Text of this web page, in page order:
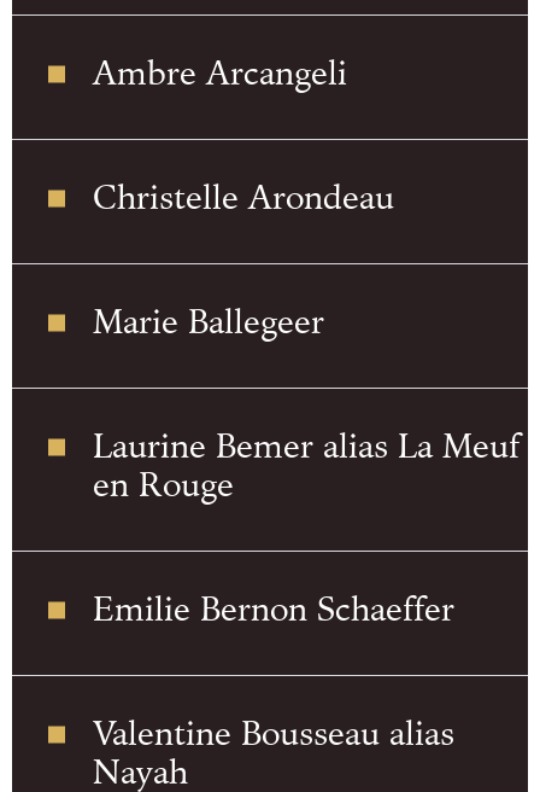
Ambre Arcangeli
Christelle Arondeau
Marie Ballegeer
Laurine Bemer alias La Meuf
en Rouge
Emilie Bernon Schaeffer
Valentine Bousseau alias
Nayah